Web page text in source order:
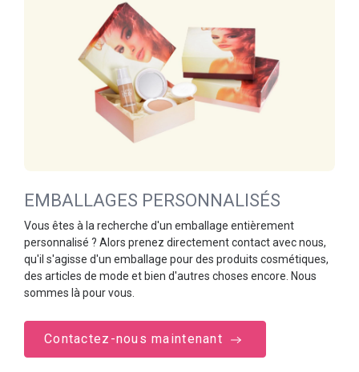
EMBALLAGES PERSONNALISÉS
Vous êtes à la recherche d'un emballage entièrement
personnalisé ? Alors prenez directement contact avec nous,
qu'il s'agisse d'un emballage pour des produits cosmétiques,
des articles de mode et bien d'autres choses encore. Nous
sommes là pour vous.
Contactez-nous maintenant